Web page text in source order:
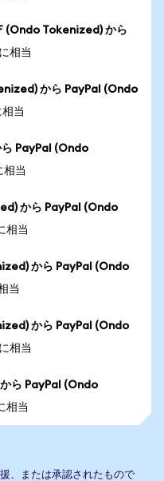
(Ondo Tokenized) から
相当
から PayPal (Ondo
当
PayPal (Ondo
相当
から PayPal (Ondo
相当
から PayPal (Ondo
当
から PayPal (Ondo
相当
ら PayPal (Ondo
相当
、または承認されたもので